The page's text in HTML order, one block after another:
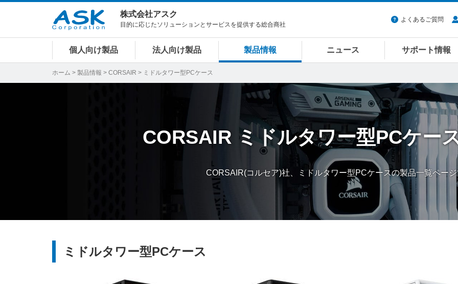
株式会社アスク
目的に応じたソリューションとサービスを提供する総合商社
よくあるご質問
個人向け製品 法人向け製品 製品情報 ニュース サポート情報
ホーム > 製品情報 > CORSAIR > ミドルタワー型PCケース
CORSAIR ミドルタワー型PCケー
CORSAIR(コルセア)社、ミドルタワー型PCケースの製品一覧ページ
ミドルタワー型PCケース